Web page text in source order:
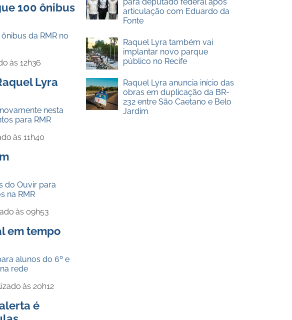
100 ônibus
da RMR no
às 12h36
Lyra
nesta
para RMR
às 11h40
do Ouvir para
na RMR
às 09h53
em tempo
alunos do 6º e
rede
às 20h12
é
articulação com Eduardo da
Fonte
Raquel Lyra também vai
implantar novo parque
público no Recife
Raquel Lyra anuncia início das
obras em duplicação da BR-
232 entre São Caetano e Belo
Jardim